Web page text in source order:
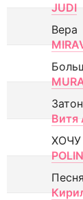
JUDI
Вера
Витя